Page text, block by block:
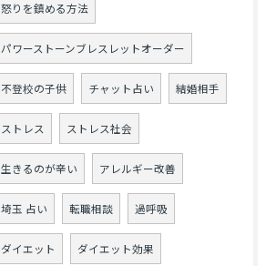
怒りを鎮める方法
パワーストーンブレスレットオーダー
不登校の子供 チャット占い 結婚相手
ストレス ストレス社会
生きるのが辛い アレルギー改善
埼玉 占い 転職相談 過呼吸
ダイエット ダイエット効果